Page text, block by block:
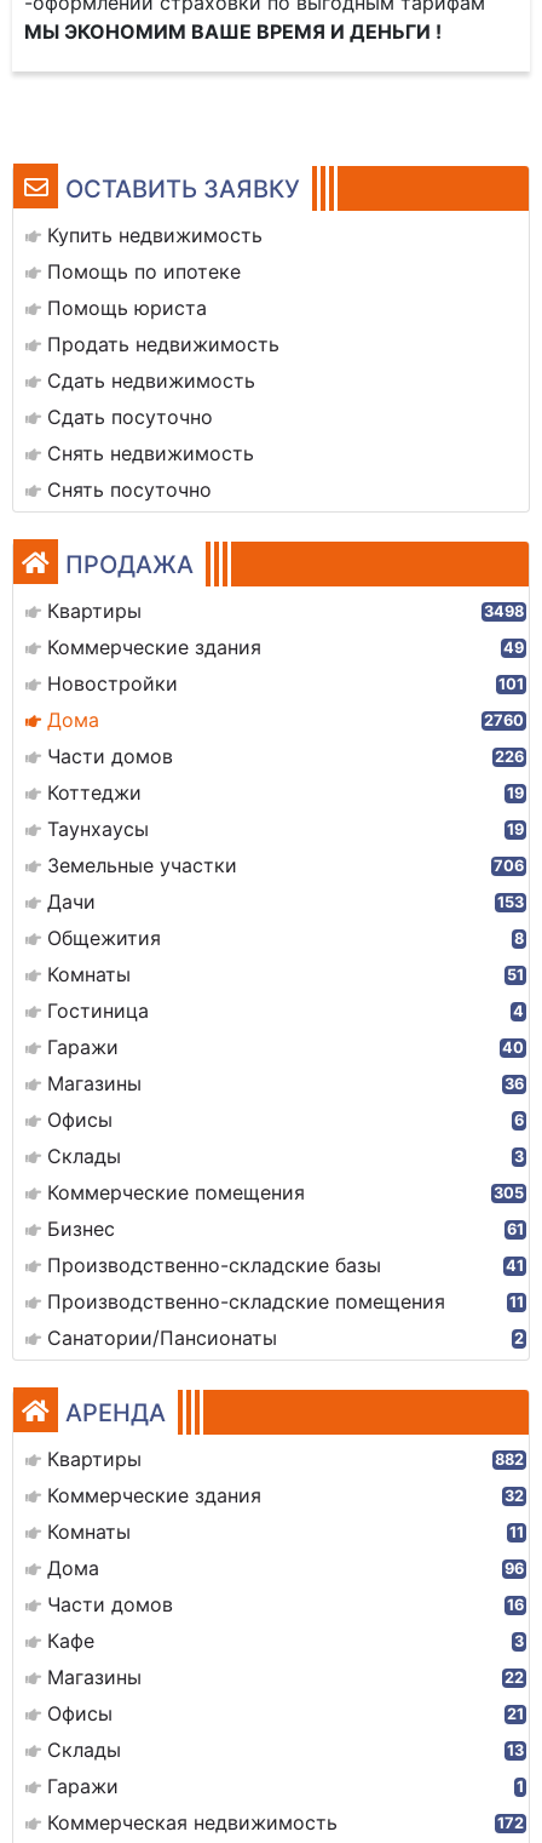
ОСТАВИТЬ ЗАЯВКУ
Купить недвижимость
Помощь по ипотеке
Помощь юриста
Продать недвижимость
Сдать недвижимость
Сдать посуточно
Снять недвижимость
Снять посуточно
ПРОДАЖА
Квартиры 3498
Коммерческие здания 49
Новостройки 101
Дома 2760
Части домов 226
Коттеджи 19
Таунхаусы 19
Земельные участки 706
Дачи 153
Общежития 8
Комнаты 51
Гостиница 4
Гаражи 40
Магазины 36
Офисы 6
Склады 3
Коммерческие помещения 305
Бизнес 61
Производственно-складские базы 41
Производственно-складские помещения 11
Санатории/Пансионаты 2
АРЕНДА
Квартиры 882
Коммерческие здания 32
Комнаты 11
Дома 96
Части домов 16
Кафе 3
Магазины 22
Офисы 21
Склады 13
Гаражи 1
Коммерческая недвижимость 172
МЫ ЭКОНОМИМ ВАШЕ ВРЕМЯ И ДЕНЬГИ !